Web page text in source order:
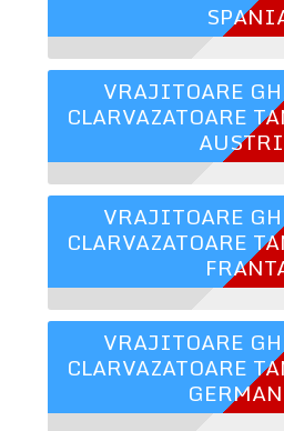
VRAJITOARE
CLARVAZATOARE
VRAJITOARE
CLARVAZATOARE
VRAJITOARE
CLARVAZATOARE